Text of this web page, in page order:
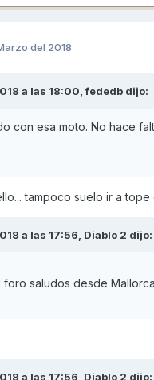
del 2018
a las 18:00,fededb dijo:
con esa moto. No hace
tampoco suelo ir a
a las 17:56, Diablo 2 dijo:
foro saludos desde Mallorca
a las 17:56, Diablo 2 dijo: